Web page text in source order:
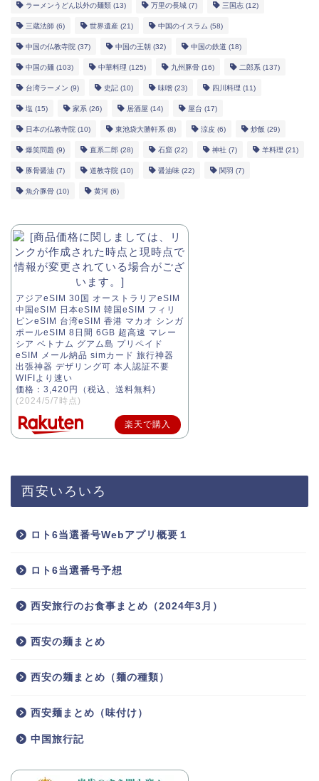
ラーメンうどん以外の麺類 (13) 万里の長城 (7) 三国志 (12)
三蔵法師 (6) 世界遺産 (21) 中国のイスラム (58)
中国の仏教寺院 (37) 中国の王朝 (32) 中国の鉄道 (18)
中国の麺 (103) 中華料理 (125) 九州豚骨 (16) 二郎系 (137)
台湾ラーメン (9) 史記 (10) 味噌 (23) 四川料理 (11)
塩 (15) 家系 (26) 居酒屋 (14) 屋台 (17)
日本の仏教寺院 (10) 東池袋大勝軒系 (8) 涼皮 (6) 炒飯 (29)
爆笑問題 (9) 直系二郎 (28) 石窟 (22) 神社 (7) 羊料理 (21)
豚骨醤油 (7) 道教寺院 (10) 醤油味 (22) 関羽 (7)
魚介豚骨 (10) 黄河 (6)
アジアeSIM 30国 オーストラリアeSIM
中国eSIM 日本eSIM 韓国eSIM フィリ
ピンeSIM 台湾eSIM 香港 マカオ シンガ
ポールeSIM 8日間 6GB 超高速 マレー
シア ベトナム グアム島 プリペイド
eSIM メール納品 simカード 旅行神器
出張神器 デザリング可 本人認証不要
WIFIより速い
価格：3,420円（税込、送料無料)
(2024/5/7時点)
楽天で購入
西安いろいろ
ロト6当選番号Webアプリ概要１
ロト6当選番号予想
西安旅行のお食事まとめ（2024年3月）
西安の麺まとめ
西安の麺まとめ（麺の種類）
西安麺まとめ（味付け）
中国旅行記